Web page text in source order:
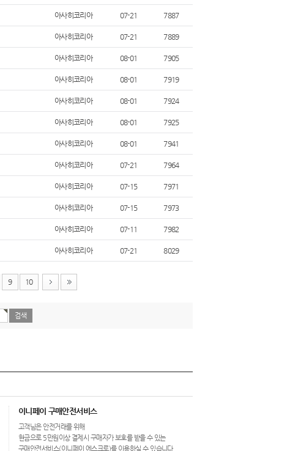
아사히코리아 07-21 7887
아사히코리아 07-21 7889
아사히코리아 08-01 7905
아사히코리아 08-01 7919
아사히코리아 08-01 7924
아사히코리아 08-01 7925
아사히코리아 08-01 7941
아사히코리아 07-21 7964
아사히코리아 07-15 7971
아사히코리아 07-15 7973
아사히코리아 07-11 7982
아사히코리아 07-21 8029
9 10
이니페이 구매안전서비스
고객님은 안전거래를 위해
현금으로 5만원이상 결제시 구매자가 보호를 받을 수 있는
구매안전서비스(이니페이 에스크로)를 이용하실 수 있습니다.